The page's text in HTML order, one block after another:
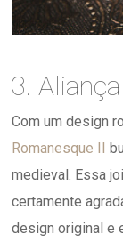
3.
Com um design
Romanesque II
medieval. Essa
certamente
design original e